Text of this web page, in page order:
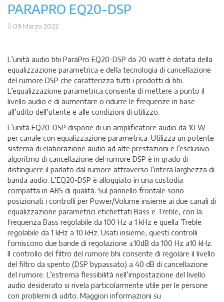
PARAPRO EQ20-DSP
09 Marzo 2022
L’unità audio bhi ParaPro EQ20-DSP da 20 watt è dotata della
equalizzazione parametrica e della tecnologia di cancellazione
del rumore DSP che caratterizza tutti i prodotti di bhi.
L’equalizzazione parametrica consente di mettere a punto il
livello audio e di aumentare o ridurre le frequenze in base
all’udito dell’utente e alle condizioni di utilizzo.
L’unità EQ20-DSP dispone di un amplificatore audio da 10 W
per canale con equalizzazione parametrica. Utilizza un potente
sistema di elaborazione audio ad alte prestazioni e l’esclusivo
algoritmo di cancellazione del rumore DSP è in grado di
distinguere il parlato dal rumore attraverso l’intera larghezza di
banda audio. L’EQ20-DSP è alloggiato in una custodia
compatta in ABS di qualità. Sul pannello frontale sono
posizionati i controlli per Power/Volume insieme ai due canali di
equalizzazione parametrici etichettati Bass e Treble, con la
frequenza Bass regolabile da 100 Hz a 1 kHz e quella Treble
regolabile da 1 kHz a 10 kHz. Usati insieme, questi controlli
forniscono due bande di regolazione ±10dB da 100 Hz a10 kHz.
Il controllo del filtro del rumore bhi consente di regolare il livello
del filtro da spento (DSP bypassato) a 40 dB di cancellazione
del rumore. L’estrema flessibilità nell’impostazione del livello
audio desiderato si rivela particolarmente utile per le persone
con problemi di udito. Maggiori informazioni su